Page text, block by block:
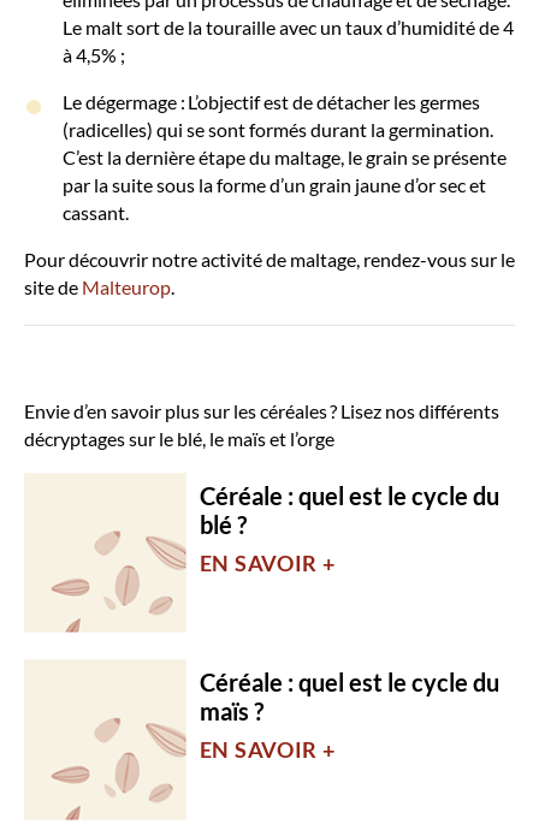
Le malt sort de la touraille avec un taux d’humidité de 4
à 4,5% ;
Le dégermage : L’objectif est de détacher les germes
(radicelles) qui se sont formés durant la germination.
C’est la dernière étape du maltage, le grain se présente
par la suite sous la forme d’un grain jaune d’or sec et
cassant.
Pour découvrir notre activité de maltage, rendez-vous sur le
site de Malteurop
Envie d’en savoir plus sur les céréales ? Lisez nos différents
décryptages sur le blé, le maïs et l’orge
Céréale : quel est le cycle du
blé ?
EN SAVOIR +
Céréale : quel est le cycle du
maïs ?
EN SAVOIR +